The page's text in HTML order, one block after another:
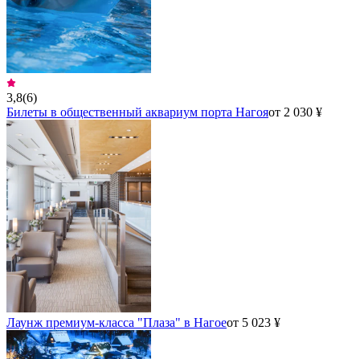
3,8(6)
Билеты в общественный аквариум порта Нагояот 2 030 ¥
Лаунж премиум-класса "Плаза" в Нагоеот 5 023 ¥